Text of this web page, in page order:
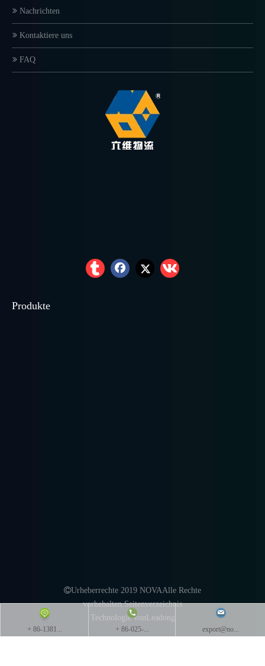
Nachrichten
Kontaktiere uns
FAQ
+ 86-1381... + 86-025-... export@no...
Produkte
Urheberrechte 2019 NOVAAlle Rechte
vorbehalten.Seitenverzeichnis
Technologie von Leadong